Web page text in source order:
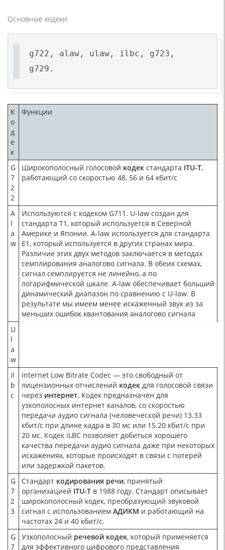
Основные кодеки:
g722, alaw, ulaw, ilbc, g723,
g729.
К
о
д
е
к
Функции
G
7
2
2
Широкополосный голосовой кодек стандарта ITU-T,
работающий со скоростью 48, 56 и 64 кбит/с
A
l
a
w
Используются с кодеком G711. U-law создан для
стандарта T1, который используется в Северной
Америке и Японии. A-law используется для стандарта
E1, который используется в других странах мира.
Различие этих двух методов заключается в методах
семплирования аналогово сигнала. В обеих схемах,
сигнал семплируется не линейно, а по
логарифмической шкале. A-law обеспечивает больший
динамический диапазон по сравнению с U-law. В
результате мы имеем менее искаженный звук из за
меньших ошибок квантования аналогово сигнала
U
l
a
w
Il
b
c
Internet Low Bitrate Codec — это свободный от
лицензионных отчислений кодек для голосовой связи
через интернет. Кодек предназначен для
узкополосных интернет каналов, со скоростью
передачи аудио сигнала (человеческой речи) 13.33
кбит/с при длине кадра в 30 мс или 15.20 кбит/с при
20 мс. Кодек iLBC позволяет добиться хорошего
качества передачи аудио сигнала даже при некоторых
искажениях, которые происходят в связи с потерей
или задержкой пакетов.
G
7
2
3
Cтандарт кодирования речи, принятый
организацией ITU-T в 1988 году. Стандарт описывает
широкополосный кодек, преобразующий звуковой
сигнал с использованием АДИКМ и работающий на
частотах 24 и 40 кбит/с.
G
7
Узкополосный речевой кодек, который применяется
для эффективного цифрового представления